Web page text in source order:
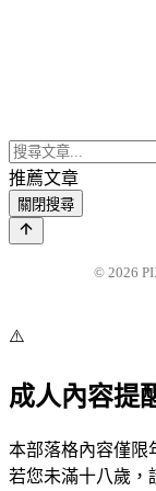
推薦文章
關閉搜尋
© 2026
⚠️
成人內容提
本部落格內容僅限
若您未滿十八歲，